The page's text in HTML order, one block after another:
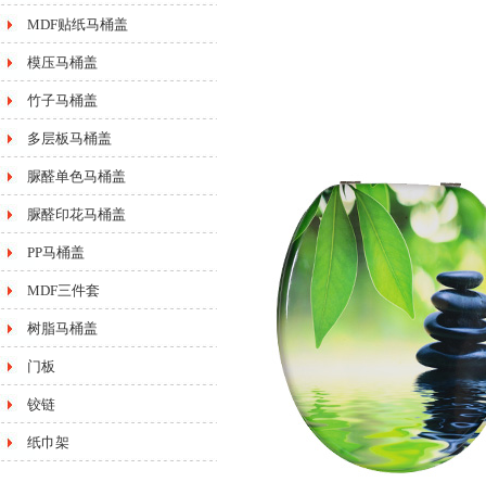
MDF贴纸马桶盖
模压马桶盖
竹子马桶盖
多层板马桶盖
脲醛单色马桶盖
脲醛印花马桶盖
PP马桶盖
MDF三件套
树脂马桶盖
门板
铰链
纸巾架